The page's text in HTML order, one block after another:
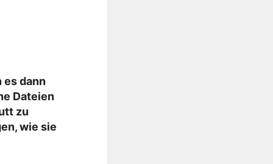
es dann
Dateien
zu
wie sie